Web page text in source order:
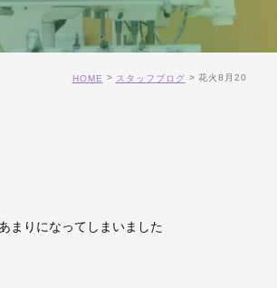
HOME スタッフブログ 花火8月20
まりになってしまいました